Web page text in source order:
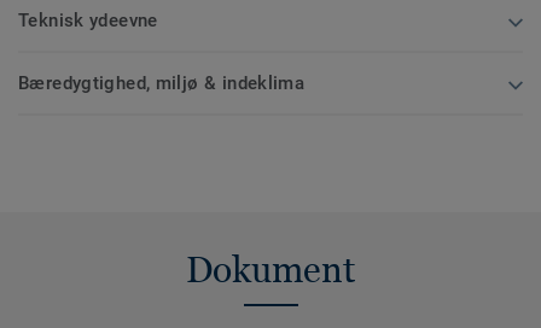
Teknisk ydeevne
Bæredygtighed, miljø & indeklima
Dokument